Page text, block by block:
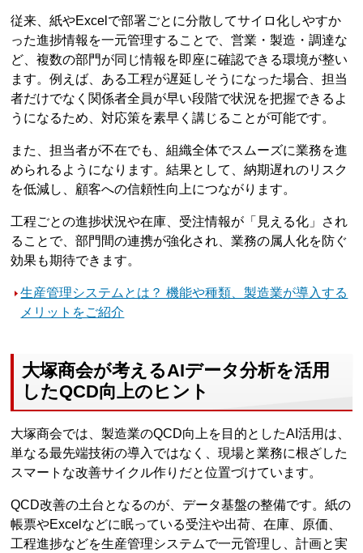
従来、紙やExcelで部署ごとに分散してサイロ化しやすか
った進捗情報を一元管理することで、営業・製造・調達な
ど、複数の部門が同じ情報を即座に確認できる環境が整い
ます。例えば、ある工程が遅延しそうになった場合、担当
者だけでなく関係者全員が早い段階で状況を把握できるよ
うになるため、対応策を素早く講じることが可能です。
また、担当者が不在でも、組織全体でスムーズに業務を進
められるようになります。結果として、納期遅れのリスク
を低減し、顧客への信頼性向上につながります。
工程ごとの進捗状況や在庫、受注情報が「見える化」され
ることで、部門間の連携が強化され、業務の属人化を防ぐ
効果も期待できます。
生産管理システムとは？ 機能や種類、製造業が導入する
メリットをご紹介
大塚商会が考えるAIデータ分析を活用
したQCD向上のヒント
大塚商会では、製造業のQCD向上を目的としたAI活用は、
単なる最先端技術の導入ではなく、現場と業務に根ざした
スマートな改善サイクル作りだと位置づけています。
QCD改善の土台となるのが、データ基盤の整備です。紙の
帳票やExcelなどに眠っている受注や出荷、在庫、原価、
工程進捗などを生産管理システムで一元管理し、計画と実